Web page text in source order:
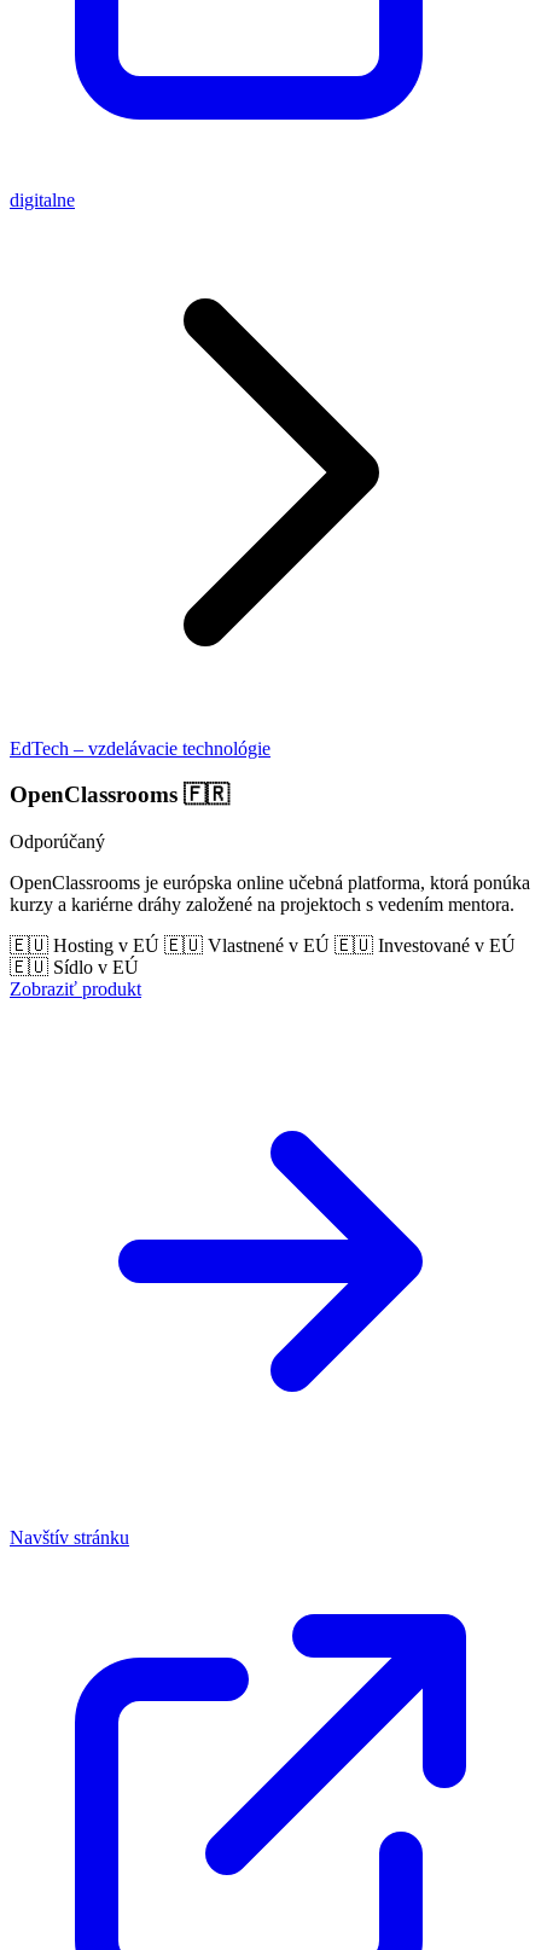
digitalne
EdTech – vzdelávacie technológie
OpenClassrooms 🇫🇷
Odporúčaný
OpenClassrooms je európska online učebná platforma, ktorá ponúka
kurzy a kariérne dráhy založené na projektoch s vedením mentora.
🇪🇺 Hosting v EÚ 🇪🇺 Vlastnené v EÚ 🇪🇺 Investované v EÚ
🇪🇺 Sídlo v EÚ
Zobraziť produkt
Navštív stránku